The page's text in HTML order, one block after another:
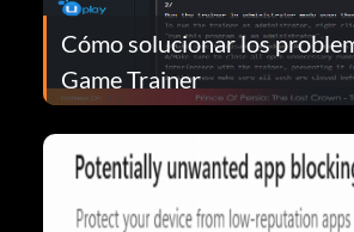
Cómo solucionar los
Game Trainer